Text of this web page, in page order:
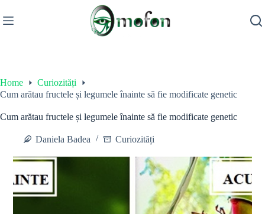
to
content
Home
Curiozități
Cum arătau fructele și legumele înainte să fie modificate genetic
Cum arătau fructele și legumele înainte să fie modificate genetic
Daniela Badea Curiozități